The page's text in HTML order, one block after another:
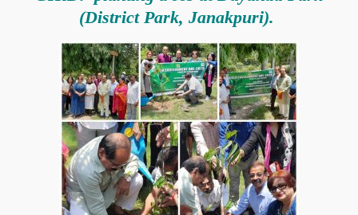
(District Park, Janakpuri).